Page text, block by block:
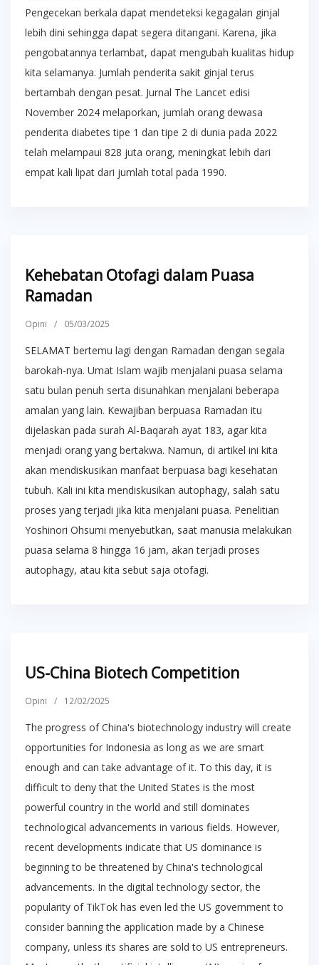
Pengecekan berkala dapat mendeteksi kegagalan ginjal
lebih dini sehingga dapat segera ditangani. Karena, jika
pengobatannya terlambat, dapat mengubah kualitas hidup
kita selamanya. Jumlah penderita sakit ginjal terus
bertambah dengan pesat. Jurnal The Lancet edisi
November 2024 melaporkan, jumlah orang dewasa
penderita diabetes tipe 1 dan tipe 2 di dunia pada 2022
telah melampaui 828 juta orang, meningkat lebih dari
empat kali lipat dari jumlah total pada 1990.
Kehebatan Otofagi dalam Puasa
Ramadan
Opini / 05/03/2025
SELAMAT bertemu lagi dengan Ramadan dengan segala
barokah-nya. Umat Islam wajib menjalani puasa selama
satu bulan penuh serta disunahkan menjalani beberapa
amalan yang lain. Kewajiban berpuasa Ramadan itu
dijelaskan pada surah Al-Baqarah ayat 183, agar kita
menjadi orang yang bertakwa. Namun, di artikel ini kita
akan mendiskusikan manfaat berpuasa bagi kesehatan
tubuh. Kali ini kita mendiskusikan autophagy, salah satu
proses yang terjadi jika kita menjalani puasa. Penelitian
Yoshinori Ohsumi menyebutkan, saat manusia melakukan
puasa selama 8 hingga 16 jam, akan terjadi proses
autophagy, atau kita sebut saja otofagi.
US-China Biotech Competition
Opini / 12/02/2025
The progress of China's biotechnology industry will create
opportunities for Indonesia as long as we are smart
enough and can take advantage of it. To this day, it is
difficult to deny that the United States is the most
powerful country in the world and still dominates
technological advancements in various fields. However,
recent developments indicate that US dominance is
beginning to be threatened by China's technological
advancements. In the digital technology sector, the
popularity of TikTok has even led the US government to
consider banning the application made by a Chinese
company, unless its shares are sold to US entrepreneurs.